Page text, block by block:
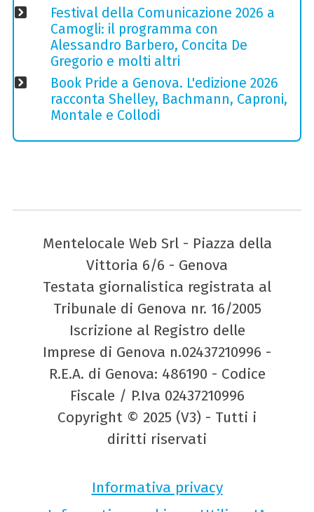
Festival della Comunicazione 2026 a
Camogli: il programma con
Alessandro Barbero, Concita De
Gregorio e molti altri
Book Pride a Genova. L'edizione 2026
racconta Shelley, Bachmann, Caproni,
Montale e Collodi
Mentelocale Web Srl - Piazza della
Vittoria 6/6 - Genova
Testata giornalistica registrata al
Tribunale di Genova nr. 16/2005
Iscrizione al Registro delle
Imprese di Genova n.02437210996 -
R.E.A. di Genova: 486190 - Codice
Fiscale / P.Iva 02437210996
Copyright © 2025 (V3) - Tutti i
diritti riservati
Informativa privacy